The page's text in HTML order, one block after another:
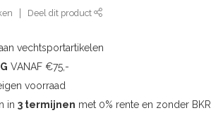
Deel dit product
vechtsportartikelen
VANAF €75,-
voorraad
in3 termijnen met 0% rente en zonder BKR.